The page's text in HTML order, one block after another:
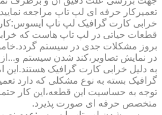
تعمیرکار حرفه ای لپ تاپ مراجعه
خرابی کارت گرافیک لپ تاپ
قطعات حیاتی در لپ تاپ هاست که
بروز مشکلات جدی در سیستم
در نمایش تصاویر،کند شدن سیستم
به دلیل خرابی کارت گرافیک هستند.این
گرافیک بسته به نوع مشکلی که دارد
توجه به حساسیت این قطعه،این کار
متخصص حرفه ای صورت پذیرد.